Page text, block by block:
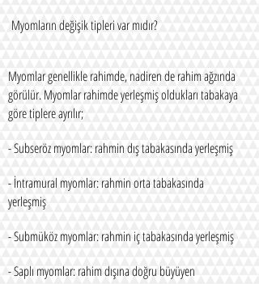
Myomların değişik tipleri var mıdır?
Myomlar genellikle rahimde, nadiren de rahim ağzında
görülür. Myomlar rahimde yerleşmiş oldukları tabakaya
göre tiplere ayrılır;
- Subseröz myomlar: rahmin dış tabakasında yerleşmiş
- İntramural myomlar: rahmin orta tabakasında
yerleşmiş
- Submüköz myomlar: rahmin iç tabakasında yerleşmiş
- Saplı myomlar: rahim dışına doğru büyüyen